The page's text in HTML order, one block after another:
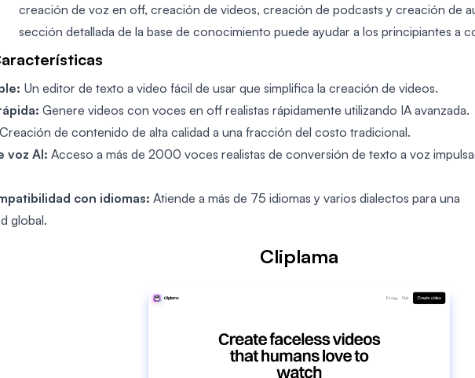
creación de voz en off, creación de videos, creación de podcasts y creación de
sección detallada de la base de conocimiento puede ayudar a los principiantes a
Un editor de texto a video fácil de usar que simplifica la creación de videos.
Genere videos con voces en off realistas rápidamente utilizando IA avanzada.
Creación de contenido de alta calidad a una fracción del costo tradicional.
voz AI: Acceso a más de 2000 voces realistas de conversión de texto a voz
con idiomas: Atiende a más de 75 idiomas y varios dialectos para una
global.
Cliplama